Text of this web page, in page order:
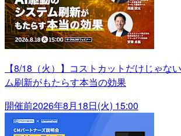
【8/18（火）】コストカットだけじゃな
ム刷新がもたらす本当の効果
開催前2026年8月18日(火) 15:00